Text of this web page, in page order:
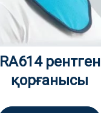
RA614 рентген
қорғанысы